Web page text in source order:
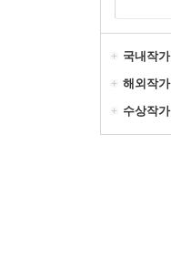
국내작가
해외작가
수상작가